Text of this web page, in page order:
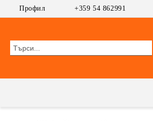
Профил +359 54 862991